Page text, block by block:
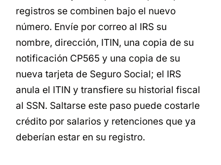
registros se combinen bajo el nuevo
número. Envíe por correo al IRS su
nombre, dirección, ITIN, una copia de su
notificación CP565 y una copia de su
nueva tarjeta de Seguro Social; el IRS
anula el ITIN y transfiere su historial fiscal
al SSN. Saltarse este paso puede costarle
crédito por salarios y retenciones que ya
deberían estar en su registro.